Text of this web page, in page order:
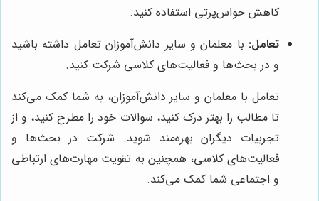
کاهش حواس‌پرتی استفاده کنید.
تعامل: با معلمان و سایر دانش‌آموزان تعامل داشته باشید
و در بحث‌ها و فعالیت‌های کلاسی شرکت کنید.
تعامل با معلمان و سایر دانش‌آموزان، به شما کمک می‌کند
تا مطالب را بهتر درک کنید، سوالات خود را مطرح کنید، و از
تجربیات دیگران بهره‌مند شوید. شرکت در بحث‌ها و
فعالیت‌های کلاسی، همچنین به تقویت مهارت‌های ارتباطی
و اجتماعی شما کمک می‌کند.